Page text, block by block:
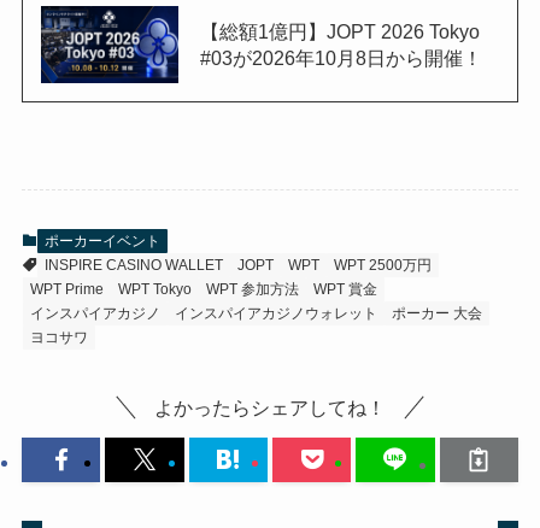
【総額1億円】JOPT 2026 Tokyo
#03が2026年10月8日から開催！
ポーカーイベント
INSPIRE CASINO WALLET
JOPT WPT
WPT 2500万円
WPT Prime
WPT Tokyo WPT 参加方法
WPT 賞金
インスパイアカジノ
インスパイアカジノウォレット
ポーカー 大会
ヨコサワ
よかったらシェアしてね！